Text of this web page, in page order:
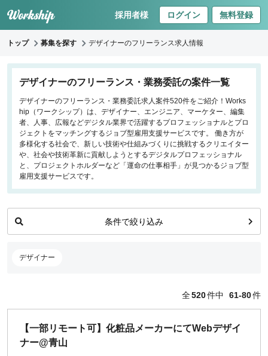
採用者様 ログイン 無料登録
トップ 募集を探す デザイナーのフリーランス求人情報
デザイナーのフリーランス・業務委託の案件一覧
デザイナーのフリーランス・業務委託求人案件520件をご紹介！Works
hip（ワークシップ）は、デザイナー、エンジニア、マーケター、編集
者、人事、広報などデジタル業界で活躍するプロフェッショナルとプロ
ジェクトをマッチングするジョブ型雇用支援サービスです。 働き方が
多様化する社会で、新しい技術や仕組みづくりに挑戦するクリエイター
や、社会や技術革新に貢献しようとするデジタルプロフェッショナル
と、プロジェクトホルダーなど「運命の仕事相手」が見つかるジョブ型
雇用支援サービスです。
条件で絞り込み
デザイナー
キーワードで探す
職種
フロントエンドエンジニア
バックエンドエンジニア
インフラエンジニア
iOS/Androidアプリエンジニア
データサイエンティスト
プロジェクトマネージャー
プランナー・ディレクター
デザイナー
人事
広報
全520件中 61-80件
【一部リモート可】化粧品メーカーにてWebデザイ
ナー@青山